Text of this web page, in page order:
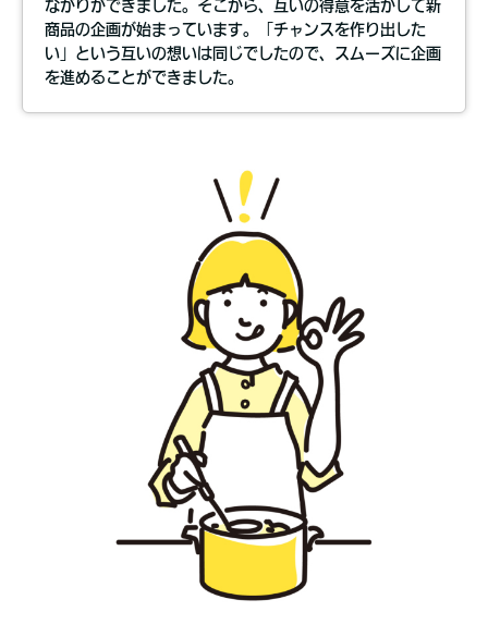
ながりができました。そこから、互いの得意を活かして新
商品の企画が始まっています。「チャンスを作り出した
い」という互いの想いは同じでしたので、スムーズに企画
を進めることができました。